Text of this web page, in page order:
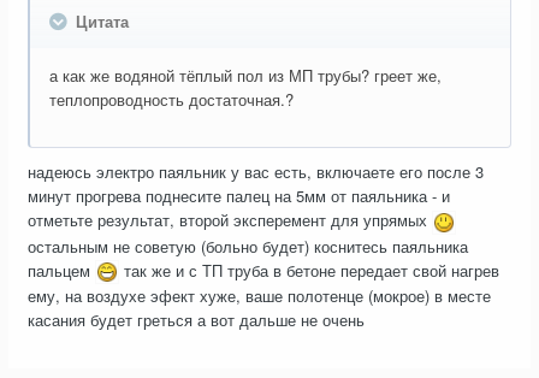
Цитата
а как же водяной тёплый пол из МП трубы? греет же,
теплопроводность достаточная.?
надеюсь электро паяльник у вас есть, включаете его после 3
минут прогрева поднесите палец на 5мм от паяльника - и
отметьте результат, второй эксперемент для упрямых
остальным не советую (больно будет) коснитесь паяльника
пальцем
так же и с ТП труба в бетоне передает свой нагрев
ему, на воздухе эфект хуже, ваше полотенце (мокрое) в месте
касания будет греться а вот дальше не очень